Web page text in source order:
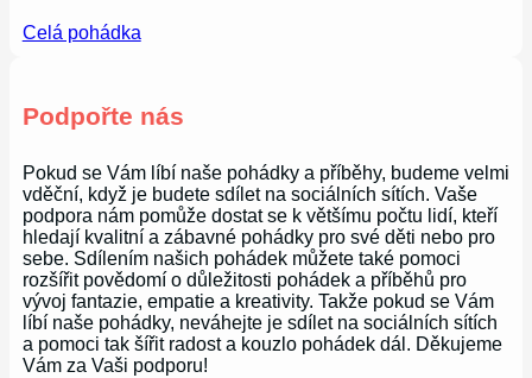
Celá pohádka
Podpořte nás
Pokud se Vám líbí naše pohádky a příběhy, budeme velmi
vděční, když je budete sdílet na sociálních sítích. Vaše
podpora nám pomůže dostat se k většímu počtu lidí, kteří
hledají kvalitní a zábavné pohádky pro své děti nebo pro
sebe. Sdílením našich pohádek můžete také pomoci
rozšířit povědomí o důležitosti pohádek a příběhů pro
vývoj fantazie, empatie a kreativity. Takže pokud se Vám
líbí naše pohádky, neváhejte je sdílet na sociálních sítích
a pomoci tak šířit radost a kouzlo pohádek dál. Děkujeme
Vám za Vaši podporu!